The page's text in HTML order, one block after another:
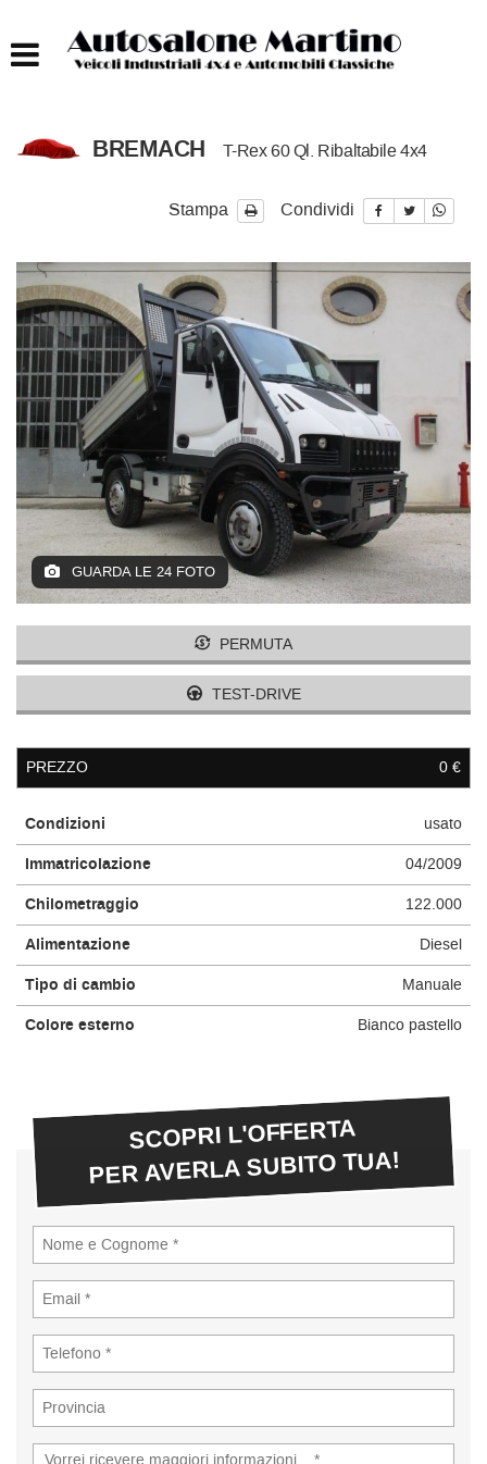
AUTOCARRI OLTRE 75T
IMBARCAZIONI
ACQUISTIAMO USATO
ASSISTENZA
CONTATTI
BREMACH T-Rex 60 Ql. Ribaltabile 4x4
Stampa Condividi
GUARDA LE 24 FOTO
PERMUTA
TEST-DRIVE
PREZZO 0 €
Condizioni usato
Immatricolazione 04/2009
Chilometraggio 122.000
Alimentazione Diesel
Tipo di cambio Manuale
Colore esterno Bianco pastello
SCOPRI L'OFFERTA
PER AVERLA SUBITO TUA!